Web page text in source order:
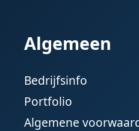
Algemeen
Bedrijfsinfo
Portfolio
Algemene